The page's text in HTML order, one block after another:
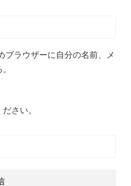
ブラウザーに自分の名前、メ
さい。